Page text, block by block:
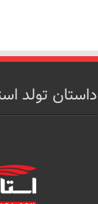
داستان تولد